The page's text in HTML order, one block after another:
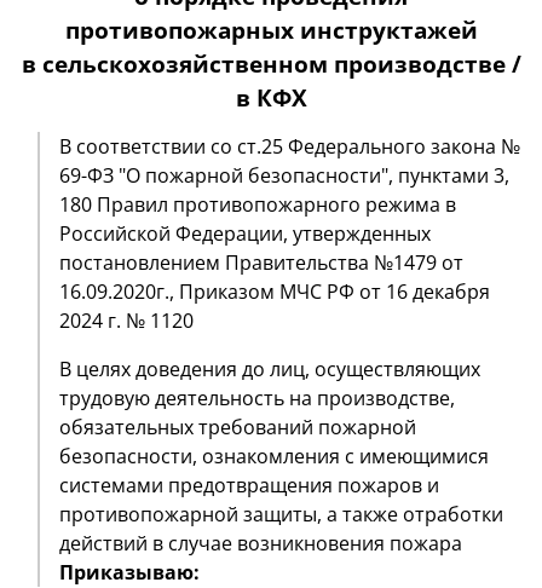
противопожарных инструктажей
в сельскохозяйственном производстве /
в КФХ
В соответствии со ст.25 Федерального закона №
69-ФЗ "О пожарной безопасности", пунктами 3,
180 Правил противопожарного режима в
Российской Федерации, утвержденных
постановлением Правительства №1479 от
16.09.2020г., Приказом МЧС РФ от 16 декабря
2024 г. № 1120
В целях доведения до лиц, осуществляющих
трудовую деятельность на производстве,
обязательных требований пожарной
безопасности, ознакомления с имеющимися
системами предотвращения пожаров и
противопожарной защиты, а также отработки
действий в случае возникновения пожара
Приказываю: